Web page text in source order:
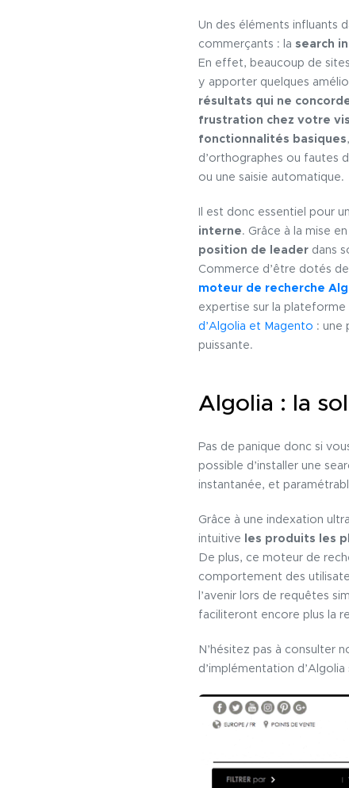
Un des éléments influants
commerçants : la search
En effet, beaucoup de
y apporter quelques
résultats qui ne
frustration chez votre
fonctionnalités basiques
d’orthographes ou fautes
ou une saisie automatique.
Il est donc essentiel pour
interne. Grâce à la mise
position de leaderdans
Commerce d’être dotés
moteur de recherche
expertise sur la
d’Algolia et Magento : une
puissante.
Algolia : la
Pas de panique donc si
possible d’installer une
instantanée, et
Grâce à une indexation
intuitive
les produits les
De plus, ce moteur de
comportement des
l’avenir lors de requêtes
faciliteront encore plus la
N’hésitez pas à consulter
d’implémentation